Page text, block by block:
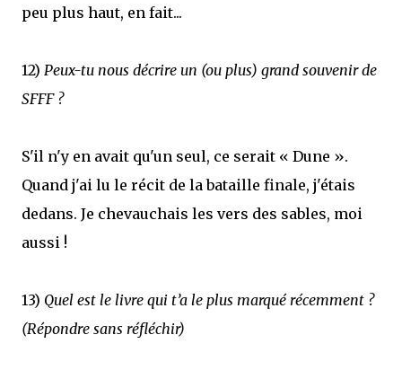
peu plus haut, en fait...
12) Peux-tu nous décrire un (ou plus) grand souvenir de
SFFF ?
S'il n'y en avait qu'un seul, ce serait « Dune ».
Quand j'ai lu le récit de la bataille finale, j'étais
dedans. Je chevauchais les vers des sables, moi
aussi !
13) Quel est le livre qui t’a le plus marqué récemment ?
(Répondre sans réfléchir)